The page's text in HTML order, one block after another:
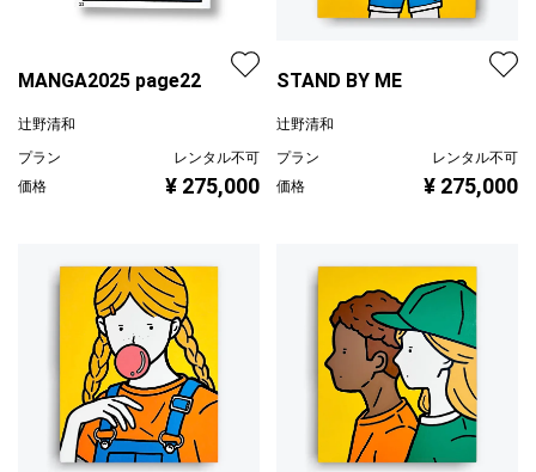
MANGA2025 page22
辻野清和
プラン
レンタル不可
価格
¥ 275,000
STAND BY ME
辻野清和
プラン
レンタル不可
価格
¥ 275,000